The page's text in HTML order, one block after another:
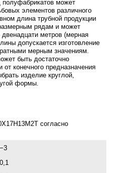
полуфабрикатов может
элементов различного
длина трубной продукции
рядам и может
метров (мерная
допускается изготовление
мерным значениям.
быть достаточно
от конечного предназначения
изделие круглой,
формы.
согласно